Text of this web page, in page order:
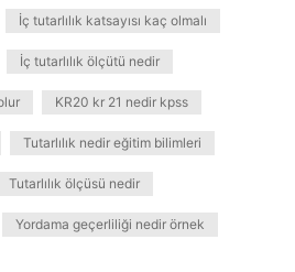
İç tutarlılık katsayısı kaç olmalı
İç tutarlılık ölçütü nedir
KR20 kr 21 nedir kpss
Tutarlılık nedir eğitim bilimleri
Tutarlılık ölçüsü nedir
Yordama geçerliliği nedir örnek